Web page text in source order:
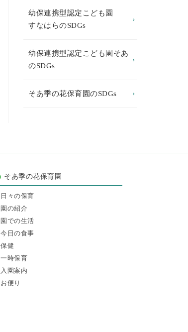
幼保連携型認定こども園
すなはらのSDGs
幼保連携型認定こども園そあ
のSDGs
そあ季の花保育園のSDGs
そあ季の花保育園
日々の保育
園の紹介
園での生活
今日の食事
保健
一時保育
入園案内
お便り